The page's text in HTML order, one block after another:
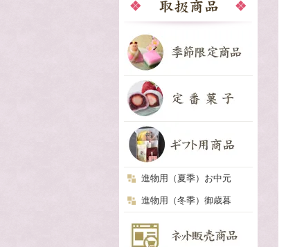
進物用（夏季）お中元
進物用（冬季）御歳暮